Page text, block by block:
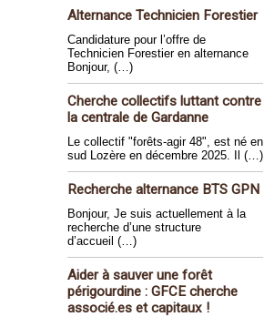
Alternance Technicien Forestier
Candidature pour l’offre de
Technicien Forestier en alternance
Bonjour, (…)
Cherche collectifs luttant contre
la centrale de Gardanne
Le collectif "forêts-agir 48", est né en
sud Lozère en décembre 2025. Il (…)
Recherche alternance BTS GPN
Bonjour, Je suis actuellement à la
recherche d’une structure
d’accueil (…)
Aider à sauver une forêt
périgourdine : GFCE cherche
associé.es et capitaux !